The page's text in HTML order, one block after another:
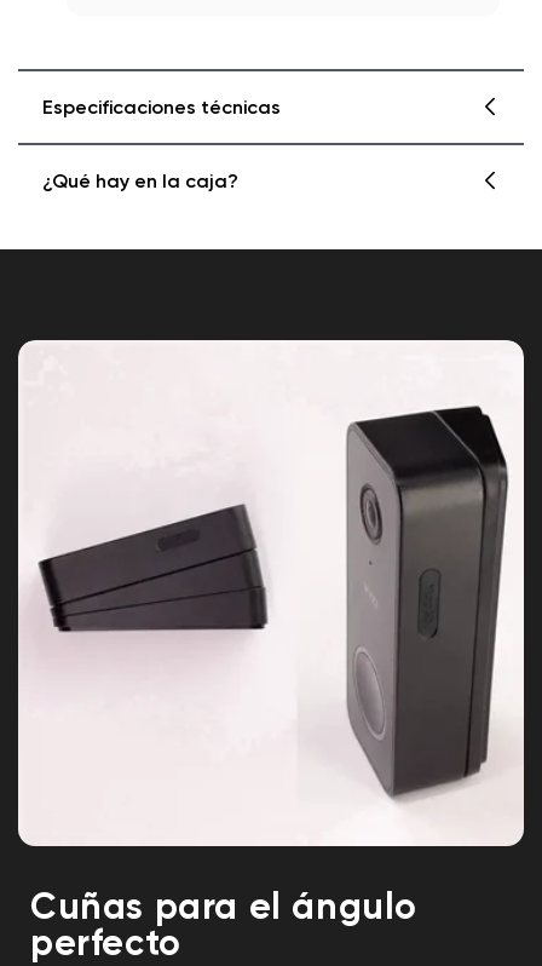
Especificaciones técnicas
Material: Plástico
¿Qué hay en la caja?
Cuñas para el ángulo
perfecto